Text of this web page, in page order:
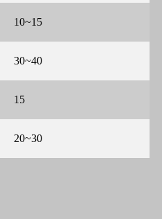
10~15
30~40
15
20~30